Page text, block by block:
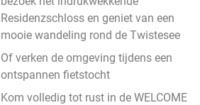
Residenzschloss en geniet van een
mooie wandeling rond de Twistesee
Of verken de omgeving tijdens een
ontspannen fietstocht
Kom volledig tot rust in de WELCOME